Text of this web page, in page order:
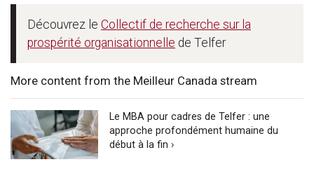
Découvrez le Collectif de recherche sur la
prospérité organisationnelle de Telfer
More content from the Meilleur Canada stream
Le MBA pour cadres de Telfer : une
approche profondément humaine du
début à la fin ›